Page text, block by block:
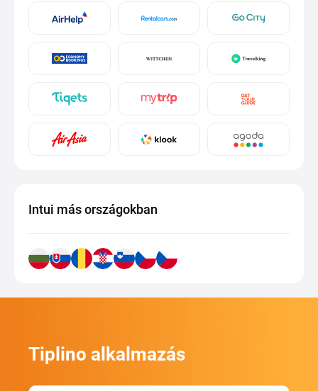
Intui más országokban
Tiplino alkalmazás